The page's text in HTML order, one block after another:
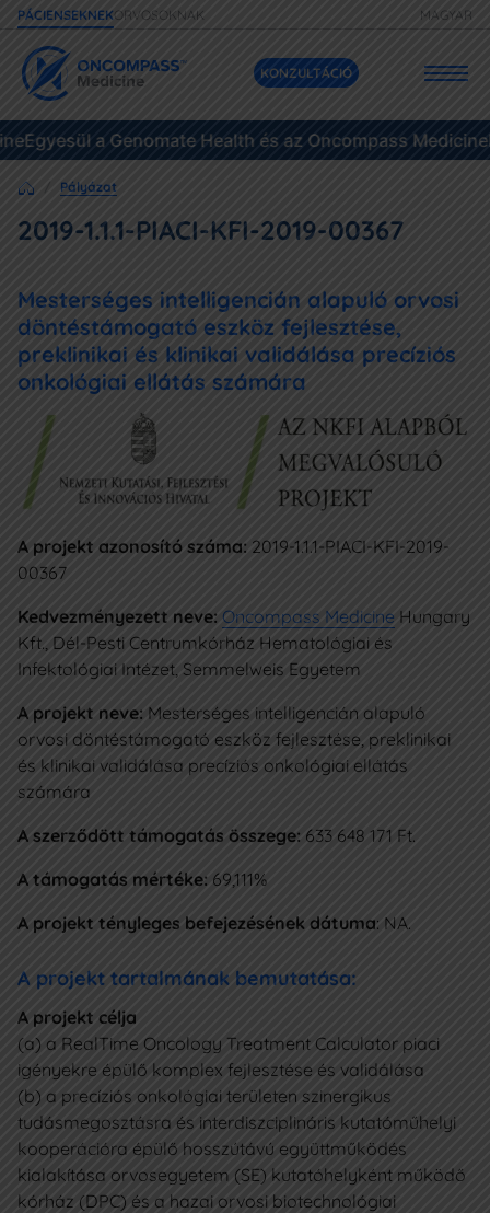
PÁCIENSEKNEKORVOSOKNAK MAGYAR
KONZULTÁCIÓ
Szolgáltatásaink
Áraink
Eseteink
Gyakori kérdések
Források
IDŐPONTFOGLALÁS
Az Oncompass
+36 1 7733 777
info@ocm.hu
Budapest II., Retek utca 34.
Adatkezelési Szabályzat
Pályázatok
a Genomate Health és az Oncompass Medicine
Pályázat
2019-1.1.1-PIACI-KFI-2019-00367
Mesterséges intelligencián alapuló orvosi
döntéstámogató eszköz fejlesztése,
preklinikai és klinikai validálása precíziós
onkológiai ellátás számára
A projekt azonosító száma: 2019-1.1.1-PIACI-KFI-2019-
00367
Kedvezményezett neve: Oncompass Medicine Hungary
Kft., Dél-Pesti Centrumkórház Hematológiai és
Infektológiai Intézet, Semmelweis Egyetem
A projekt neve: Mesterséges intelligencián alapuló
orvosi döntéstámogató eszköz fejlesztése, preklinikai
és klinikai validálása precíziós onkológiai ellátás
számára
A szerződött támogatás összege: 633 648 171 Ft.
A támogatás mértéke: 69,111%
A projekt tényleges befejezésének dátuma: NA.
A projekt tartalmának bemutatása:
A projekt célja
(a) a RealTime Oncology Treatment Calculator piaci
igényekre épülő komplex fejlesztése és validálása
(b) a precíziós onkológiai területen szinergikus
tudásmegosztásra és interdiszciplináris kutatóműhelyi
kooperációra épülő hosszútávú együttműködés
kialakítása orvosegyetem (SE) kutatóhelyként működő
kórház (DPC) és a hazai orvosi biotechnológiai